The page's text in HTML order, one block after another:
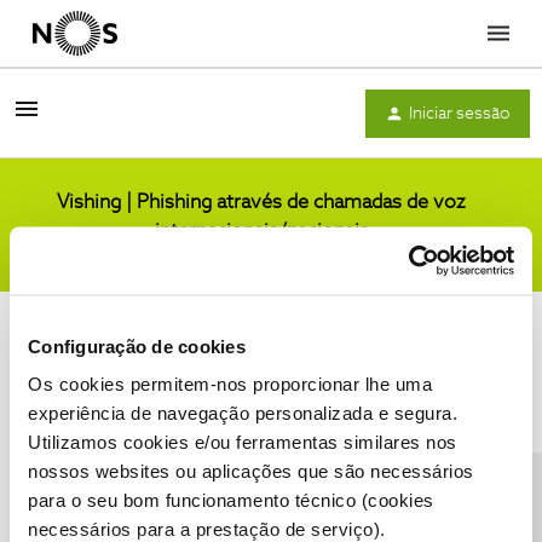
Configuração de cookies
Os cookies permitem-nos proporcionar lhe uma
experiência de navegação personalizada e segura.
Utilizamos cookies e/ou ferramentas similares nos
nossos websites ou aplicações que são necessários
para o seu bom funcionamento técnico (cookies
necessários para a prestação de serviço).
Menu
Iniciar sessão
Vishing | Phishing através de chamadas de voz
internacionais/nacionais
Condições do Fórum NOS Accessibility statement